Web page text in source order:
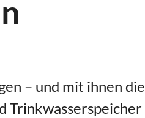
– und mit ihnen die
Trinkwasserspeicher